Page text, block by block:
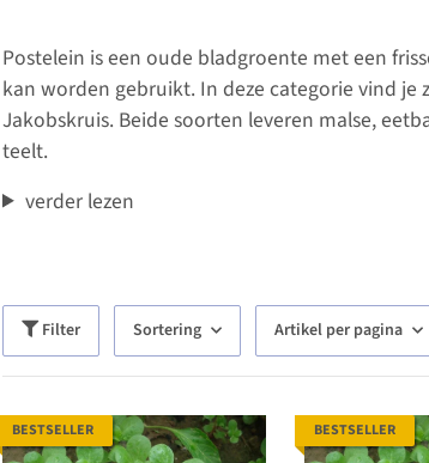
Postelein is een oude bladgroente met een
kan worden gebruikt. In deze categorie vind
Jakobskruis. Beide soorten leveren malse,
teelt.
verder lezen
Filter Sortering Artikel per pagina
BESTSELLER BESTSELLER